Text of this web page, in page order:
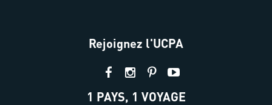
Rejoignez l'UCPA
1 PAYS, 1 VOYAGE